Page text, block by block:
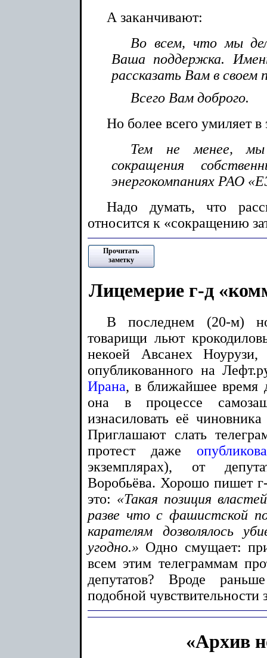
А заканчивают:
Во всем, что мы
Ваша поддержка.
рассказать Вам в своем
Всего Вам доброго.
Но более всего умиляет
Тем не менее, мы
сокращения
энергокомпаниях РАО
Надо думать, что
относится к «сокращению
Прочитать
заметку
Лицемерие г-д
В последнем (20-м)
товарищи льют
некоей Авсанех
опубликованного на
Ирана, в ближайшее время
она в процессе
изнасиловать её
Приглашают слать
протест даже
экземплярах), от
Воробьёва. Хорошо пишет
это: «Такая позиция
разве что с фашистской
карателям дозволялось
угодно.» Одно смущает:
всем этим телеграммам
депутатов? Вроде
подобной
«Архив